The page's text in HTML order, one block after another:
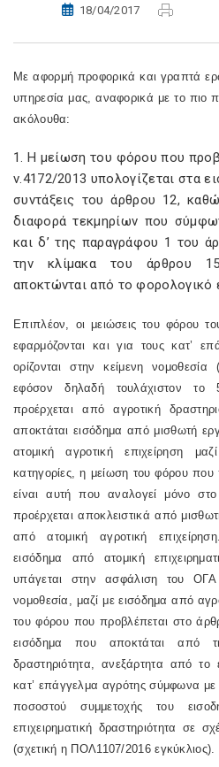
18/04/2017
Με αφορμή προφορικά και γραπτά
υπηρεσία μας, αναφορικά με το πιο
ακόλουθα:
1. Η μείωση του φόρου που
ν.4172/2013 υπολογίζεται στα
συντάξεις του άρθρου 12,
διαφορά τεκμηρίων που
και δ’ της παραγράφου 1 του
την κλίμακα του άρθρου
αποκτώνται από το φορολογικό
Επιπλέον, οι μειώσεις του φόρου
εφαρμόζονται και για τους κατ’
ορίζονται στην κείμενη
εφόσον δηλαδή τουλάχιστον το
προέρχεται από αγροτική
αποκτάται εισόδημα από μισθωτή
ατομική αγροτική επιχείρηση
κατηγορίες, η μείωση του φόρου
είναι αυτή που αναλογεί μόνο
προέρχεται αποκλειστικά από
από ατομική αγροτική
εισόδημα από ατομική
υπάγεται στην ασφάλιση του
νομοθεσία, μαζί με εισόδημα από
του φόρου που προβλέπεται στο
εισόδημα που αποκτάται από
δραστηριότητα, ανεξάρτητα από το
κατ’ επάγγελμα αγρότης σύμφωνα με
ποσοστού συμμετοχής του
επιχειρηματική δραστηριότητα σε
(σχετική η ΠΟΛ1107/2016 εγκύκλιος).